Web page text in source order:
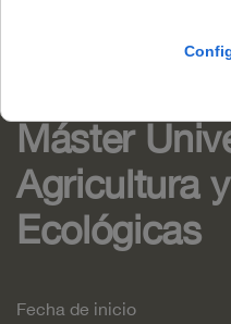
Máster
Agricultura
Ecológicas
Fecha de inicio